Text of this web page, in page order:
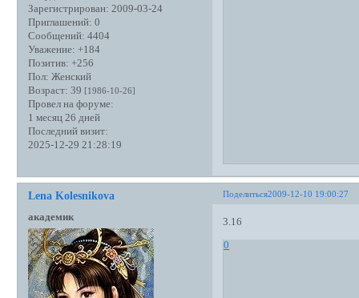
Зарегистрирован: 2009-03-24
Приглашений: 0
Сообщений: 4404
Уважение: +184
Позитив: +256
Пол: Женский
Возраст: 39 [1986-10-26]
Провел на форуме:
1 месяц 26 дней
Последний визит:
2025-12-29 21:28:19
Поделиться2009-12-10 19:00:27
Lena Kolesnikova
академик 3.16
0